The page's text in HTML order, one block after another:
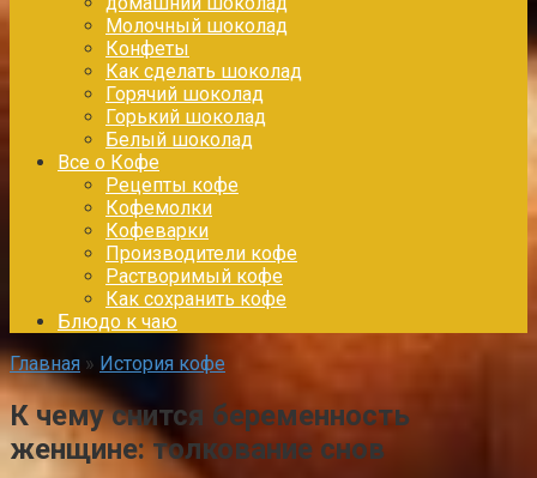
Молочный шоколад
Конфеты
Как сделать шоколад
Горячий шоколад
Горький шоколад
Белый шоколад
Все о Кофе
Рецепты кофе
Кофемолки
Кофеварки
Производители кофе
Растворимый кофе
Как сохранить кофе
Блюдо к чаю
Главная » История кофе
К чему снится беременность
женщине: толкование снов